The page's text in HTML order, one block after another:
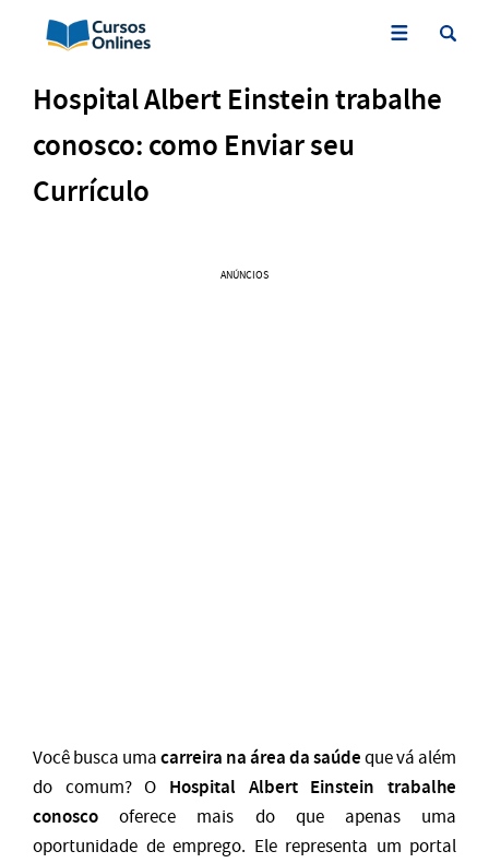
Hospital Albert Einstein trabalhe
conosco: como Enviar seu
Currículo
ANÚNCIOS
Você busca umacarreira na área da saúdeque vá além
do comum? O Hospital Albert Einstein trabalhe
conosco oferece mais do que apenas uma
oportunidade de emprego. Ele representa um portal